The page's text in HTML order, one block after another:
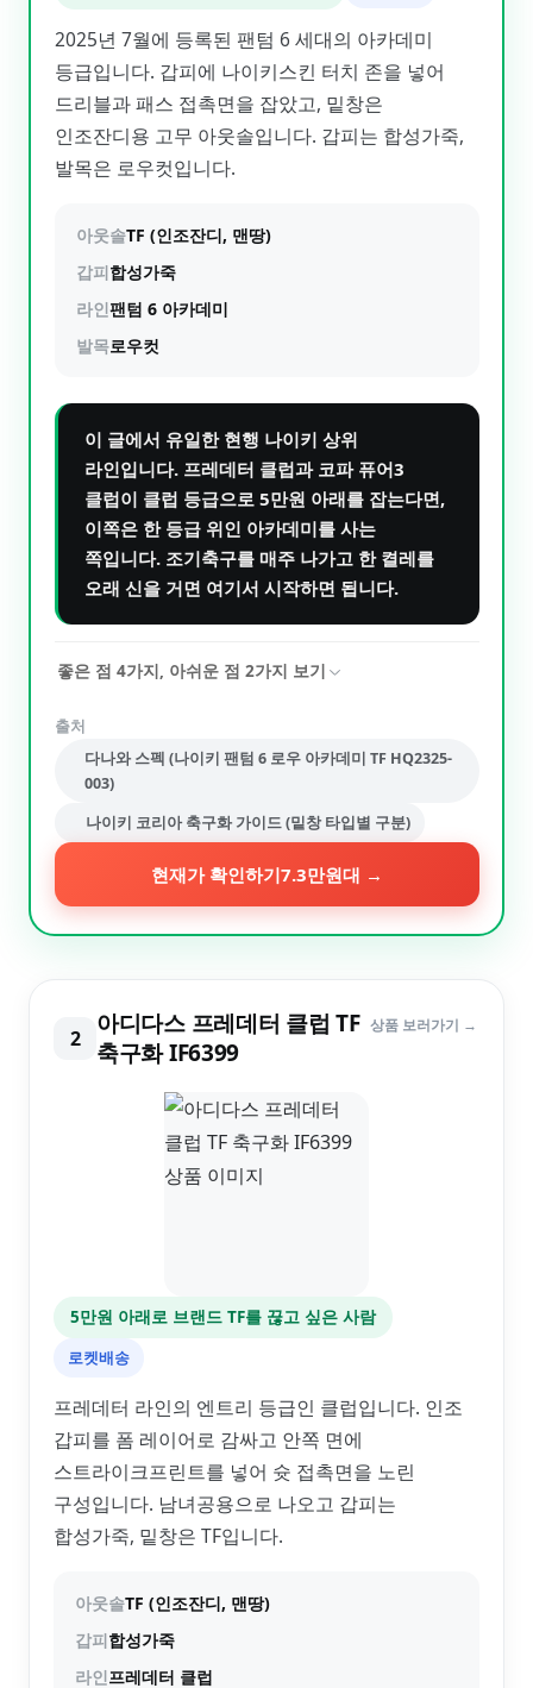
2025년 7월에 등록된 팬텀 6 세대의 아카데미
등급입니다. 갑피에 나이키스킨 터치 존을 넣어
드리블과 패스 접촉면을 잡았고, 밑창은
인조잔디용 고무 아웃솔입니다. 갑피는 합성가죽,
발목은 로우컷입니다.
아웃솔TF (인조잔디, 맨땅)
갑피합성가죽
라인팬텀 6 아카데미
발목로우컷
이 글에서 유일한 현행 나이키 상위
라인입니다. 프레데터 클럽과 코파 퓨어3
클럽이 클럽 등급으로 5만원 아래를 잡는다면,
이쪽은 한 등급 위인 아카데미를 사는
쪽입니다. 조기축구를 매주 나가고 한 켤레를
오래 신을 거면 여기서 시작하면 됩니다.
좋은 점 4가지, 아쉬운 점 2가지 보기
출처
다나와 스펙 (나이키 팬텀 6 로우 아카데미 TF HQ2325-
003)
나이키 코리아 축구화 가이드 (밑창 타입별 구분)
현재가 확인하기7.3만원대 →
2
아디다스 프레데터 클럽 TF
축구화 IF6399
상품 보러가기 →
5만원 아래로 브랜드 TF를 끊고 싶은 사람
로켓배송
프레데터 라인의 엔트리 등급인 클럽입니다. 인조
갑피를 폼 레이어로 감싸고 안쪽 면에
스트라이크프린트를 넣어 슛 접촉면을 노린
구성입니다. 남녀공용으로 나오고 갑피는
합성가죽, 밑창은 TF입니다.
아웃솔TF (인조잔디, 맨땅)
갑피합성가죽
라인프레데터 클럽